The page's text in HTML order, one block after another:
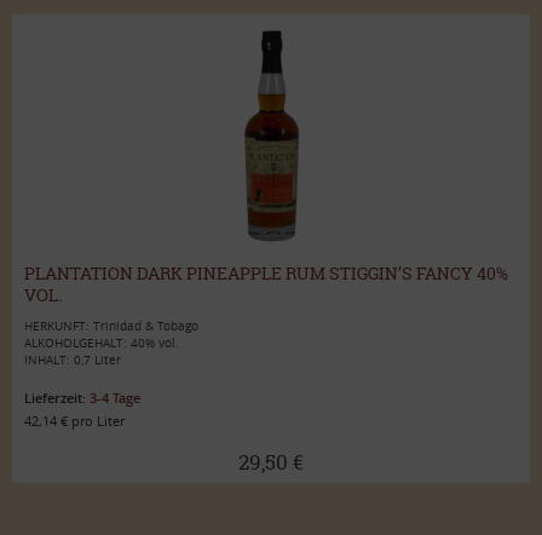
PLANTATION DARK PINEAPPLE RUM STIGGIN’S FANCY 40%
VOL.
HERKUNFT: Trinidad & Tobago
ALKOHOLGEHALT: 40% vol.
INHALT: 0,7 Liter
Lieferzeit: 3-4 Tage
42,14 € pro Liter
29,50 €